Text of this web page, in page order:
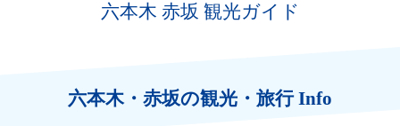
六本木 赤坂 観光ガイド
六本木・赤坂の観光・旅行 Info